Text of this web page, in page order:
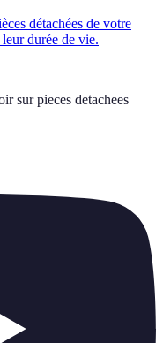
détachées de votre
durée de vie.
sur pieces detachees